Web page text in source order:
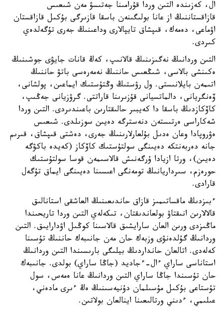
ال، كەزىندە التىن وردا قۇرامىنا جەتىسۋ مەن شىعىس
قازاقستاننىڭ از عانا بولىگىنەن باسقا قازىرگى بۇكىل قازاقستان
اۋماعى، دەمەك، قىپشاق تايپالارى وداعىنىڭ جەرى تۇگەلدەي
كىردى.
التىن وردانىڭ نەگىزىنىڭ قالانىپ، كەڭ قانات جايۋى جوشىنىڭ
ەكىنشى بالاسى، شىڭعىس حاننىڭ نەمەرەسى باتۋ حاننىڭ
اتىمەن بايلانىستى. ول رۋستىڭ وڭتۇستىك ايماعىن، پولشانى،
ۆەنگريانى، دالماتسيانى قۇزىرىنا قاراتتى. گرۋزيانى جەڭىپ،
كاۆكازدىڭ باسقا دا كەيبىر حالىقتارىن باعىندىردى. التىن وردا
شەكاراسى ەرتىستەن دنەسترگە دەيىن سوزىلدى. شىعىس
ەۋروپادا وعان ەدىل بۇلعارلارىنىڭ جەرى، دەشتى قىپشاق، قىرىم
جانە دەربەنتكە دەيىنگى سولتۇستىك كاۆكاز (كەيدە باكۋگە
دەيىن)، ورتا ازيادا ۇرگەنىش قالاسىمەن قوسا سولتۇستىك
حورەزم، سىرداريانىڭ تومەنگى اعىسىنا دەيىنگى ايماق تۇگەل
قارادى.
ءبىزدىڭ ماقساتىمىز قازاق حاندىعىنىڭ العاشقى استانالىق
قالالارىن انىقتاۋ بولعاندىقتان، تىكەلەي التىن وردا تاريحىندا
ماڭىزدى ورىن العان سارايشىق قالاسىنا كوڭىل اۋدارايىق. التىن
وردانىڭ گۇلدەنۋى وزبەك حان مەن جانىبەك حاننىڭ تۇسىنا
كەلەدى. اتالعان حانداردىڭ بيلىگى بارىسىندا التىن وردانىڭ
استاناسى ساراي ءال-ءجاديد (جاڭا ساراي) بولدى. جانىبەك
حان تۇسىندا جاڭا ساراي التىن وردانىڭ عانا ەمەس، سول
تۇستاعى بۇكىل مۇسىلمان دۇنيەسىنىڭ ەڭ ءىرى مادەني،
عىلىمي، ءدىني ورتالىعىنا اينالعان بولاتىن.